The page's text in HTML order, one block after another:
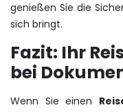
genießen Sie die
sich bringt.
Fazit: Ihr
bei
Wenn Sie einen